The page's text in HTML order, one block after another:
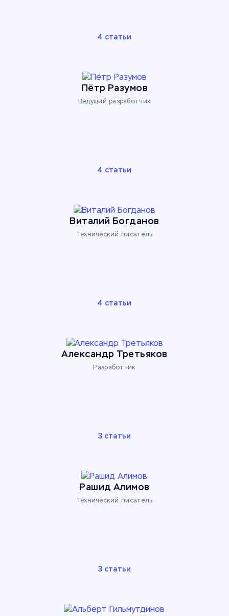
4 статьи
Пётр Разумов
Ведущий разработчик
4 статьи
Виталий Богданов
Технический писатель
4 статьи
Александр Третьяков
Разработчик
3 статьи
Рашид Алимов
Технический писатель
3 статьи